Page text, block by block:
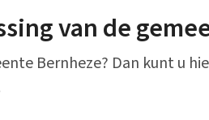
van de
Bernheze? Dan kunt u